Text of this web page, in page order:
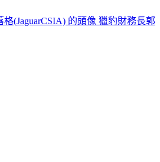
獵豹財務長郭